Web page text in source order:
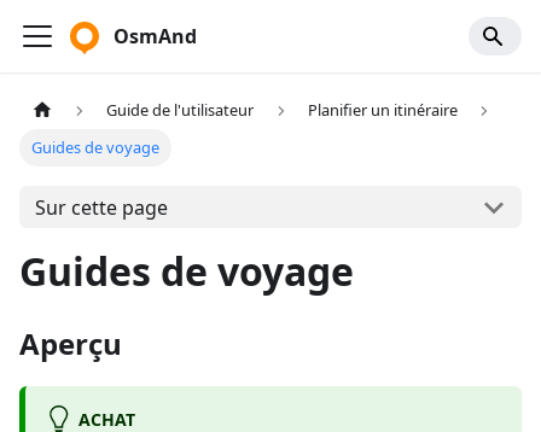
OsmAnd
Guide de l'utilisateur
Planifier un itinéraire
Guides de voyage
Sur cette page
Guides de voyage
Aperçu
ACHAT